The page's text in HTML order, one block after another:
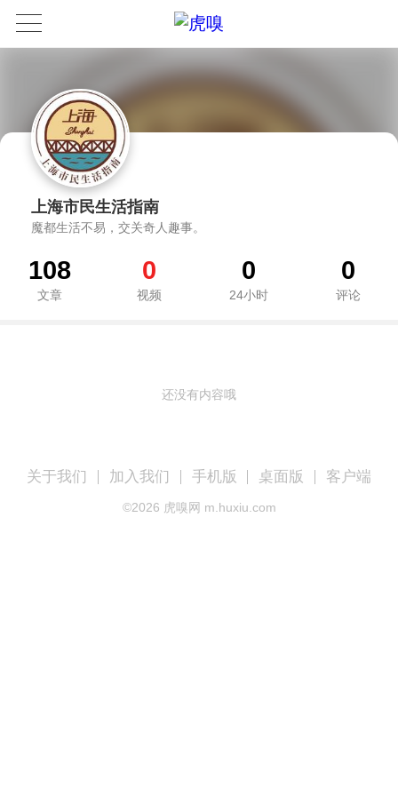
上海市民生活指南
魔都生活不易，交关奇人趣事。
108
文章
0
视频
0
24小时
0
评论
还没有内容哦
关于我们 加入我们 手机版 桌面版 客户端
©2026 虎嗅网 m.huxiu.com